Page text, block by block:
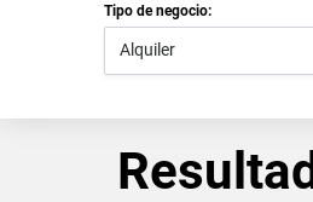
Tipo de negocio:
Alquiler